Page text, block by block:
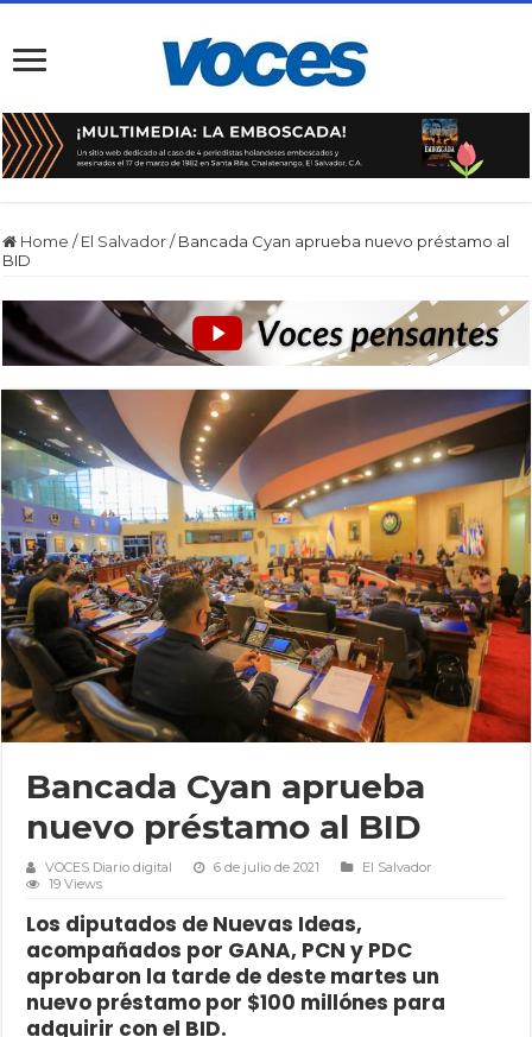
Home / El Salvador / Bancada Cyan aprueba nuevo préstamo al
BID
Bancada Cyan aprueba
nuevo préstamo al BID
VOCES Diario digital 6 de julio de 2021
El Salvador
19 Views
Los diputados de Nuevas Ideas,
acompañados por GANA, PCN y PDC
aprobaron la tarde de deste martes un
nuevo préstamo por $100 millónes para
adquirir con el BID.